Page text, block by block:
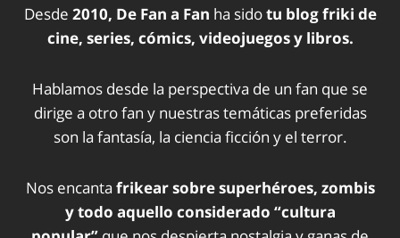
Desde 2010, De Fan a Fan ha sidotu blog friki de
cine, series, cómics, videojuegos y libros.
Hablamos desde la perspectiva de un fan que se
dirige a otro fan y nuestras temáticas preferidas
son la fantasía, la ciencia ficción y el terror.
Nos encanta frikear sobre superhéroes, zombis
y todo aquello considerado “cultura